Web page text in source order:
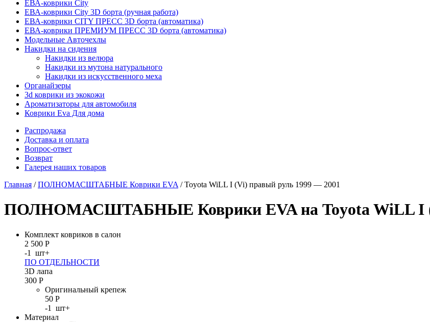
ЕВА-коврики City
ЕВА-коврики City 3D борта (ручная работа)
ЕВА-коврики CITY ПРЕСС 3D борта (автоматика)
ЕВА-коврики ПРЕМИУМ ПРЕСС 3D борта (автоматика)
Модельные Авточехлы
Накидки на сидения
Накидки из велюра
Накидки из мутона натурального
Накидки из искусственного меха
Органайзеры
3d коврики из экокожи
Ароматизаторы для автомобиля
Коврики Eva Для дома
Распродажа
Доставка и оплата
Вопрос-ответ
Возврат
Галерея наших товаров
Главная /ПОЛНОМАСШТАБНЫЕ Коврики EVA / Toyota WiLL I (Vi) правый руль 1999 — 2001
ПОЛНОМАСШТАБНЫЕ Коврики EVA на Toyota WiLL I
Комплект ковриков в салон
2 500 Р
-1 шт+
ПО ОТДЕЛЬНОСТИ
3D лапа
300 Р
Оригинальный крепеж
50 Р
-1 шт+
Материал